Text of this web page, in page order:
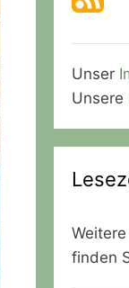
Unser
Unsere
finden